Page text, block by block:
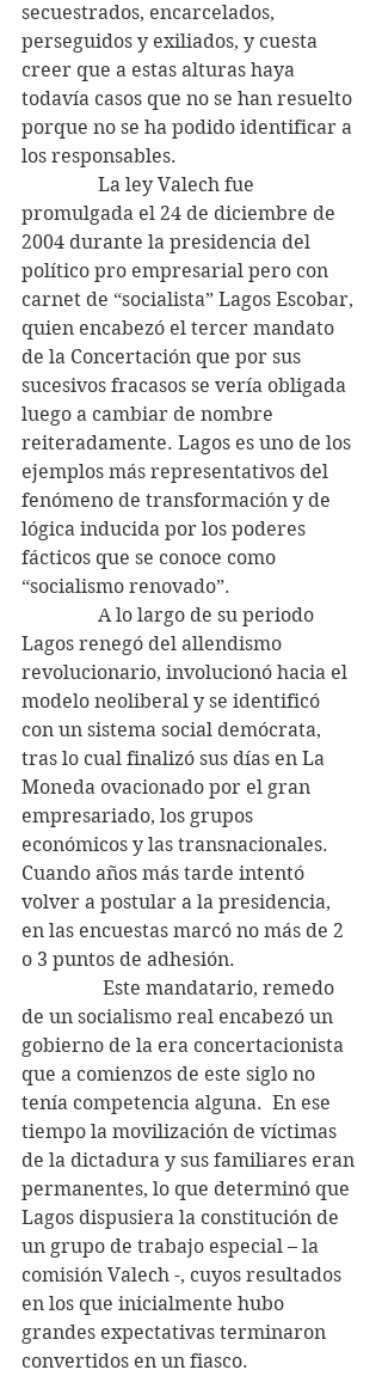
secuestrados, encarcelados,
perseguidos y exiliados, y cuesta
creer que a estas alturas haya
todavía casos que no se han resuelto
porque no se ha podido identificar a
los responsables.
La ley Valech fue
promulgada el 24 de diciembre de
2004 durante la presidencia del
político pro empresarial pero con
carnet de “socialista” Lagos Escobar,
quien encabezó el tercer mandato
de la Concertación que por sus
sucesivos fracasos se vería obligada
luego a cambiar de nombre
reiteradamente. Lagos es uno de los
ejemplos más representativos del
fenómeno de transformación y de
lógica inducida por los poderes
fácticos que se conoce como
“socialismo renovado”.
A lo largo de su periodo
Lagos renegó del allendismo
revolucionario, involucionó hacia el
modelo neoliberal y se identificó
con un sistema social demócrata,
tras lo cual finalizó sus días en La
Moneda ovacionado por el gran
empresariado, los grupos
económicos y las transnacionales.
Cuando años más tarde intentó
volver a postular a la presidencia,
en las encuestas marcó no más de 2
o 3 puntos de adhesión.
Este mandatario, remedo
de un socialismo real encabezó un
gobierno de la era concertacionista
que a comienzos de este siglo no
tenía competencia alguna.  En ese
tiempo la movilización de víctimas
de la dictadura y sus familiares eran
permanentes, lo que determinó que
Lagos dispusiera la constitución de
un grupo de trabajo especial – la
comisión Valech -, cuyos resultados
en los que inicialmente hubo
grandes expectativas terminaron
convertidos en un fiasco.